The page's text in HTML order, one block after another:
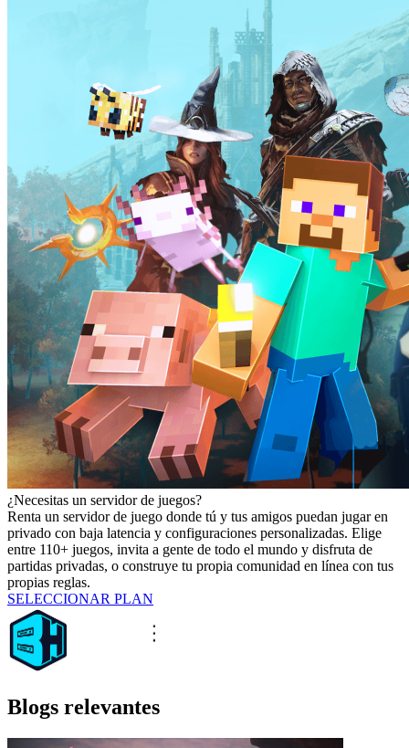
¿Necesitas un servidor de juegos?
Renta un servidor de juego donde tú y tus amigos puedan jugar en
privado con baja latencia y configuraciones personalizadas. Elige
entre 110+ juegos, invita a gente de todo el mundo y disfruta de
partidas privadas, o construye tu propia comunidad en línea con tus
propias reglas.
SELECCIONAR PLAN
Blogs relevantes